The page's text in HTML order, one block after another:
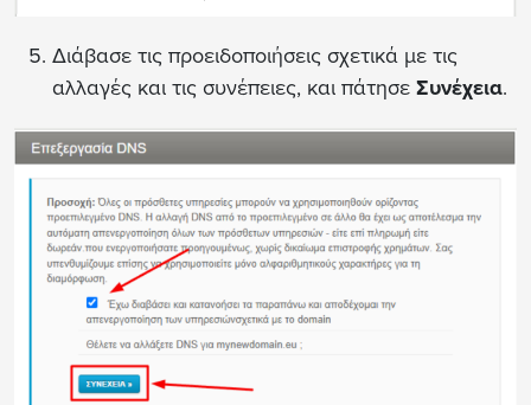
Διάβασε τις προειδοποιήσεις σχετικά με τις
αλλαγές και τις συνέπειες, και πάτησε Συνέχεια.